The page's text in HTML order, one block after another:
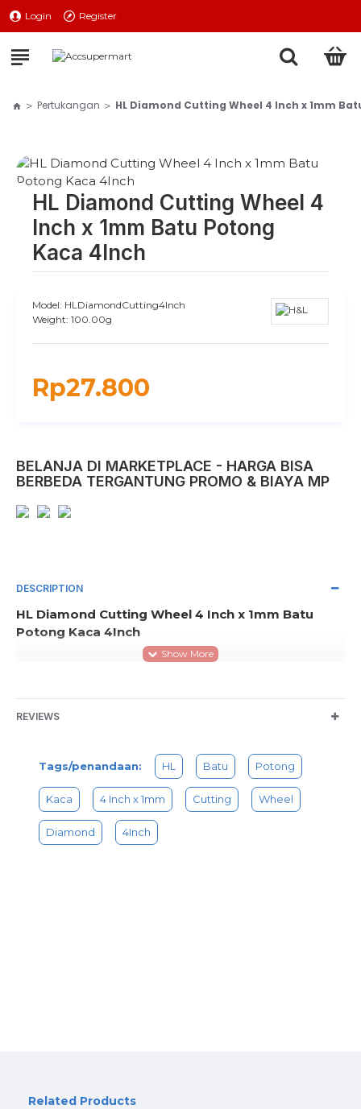
Login Register
Pertukangan HL Diamond Cutting Wheel 4 Inch x 1mm
HL Diamond Cutting Wheel 4
Inch x 1mm Batu Potong
Kaca 4Inch
Rp27.800
Model: HLDiamondCutting4Inch
Weight: 100.00g
BELANJA DI MARKETPLACE - HARGA BISA
BERBEDA TERGANTUNG PROMO & BIAYA MP
DESCRIPTION
HL Diamond Cutting Wheel 4 Inch x 1mm Batu
Potong Kaca 4Inch
Ukuran 4 Inch
Digunakan untuk memotong kaca.
REVIEWS
Tags/penandaan: HL Batu Potong
Kaca 4 Inch x 1mm Cutting Wheel
Diamond 4Inch
Related Products